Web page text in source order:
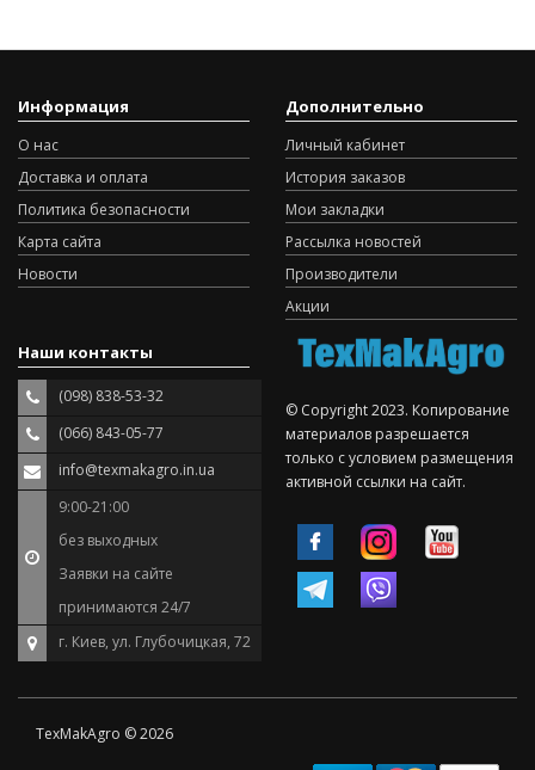
Информация
О нас
Доставка и оплата
Политика безопасности
Карта сайта
Новости
Дополнительно
Личный кабинет
История заказов
Мои закладки
Рассылка новостей
Производители
Акции
Наши контакты
(098) 838-53-32
(066) 843-05-77
info@texmakagro.in.ua
9:00-21:00
без выходных
Заявки на сайте
принимаются 24/7
г. Киев, ул. Глубочицкая, 72
© Copyright 2023. Копирование
материалов разрешается
только с условием размещения
активной ссылки на сайт.
TexMakAgro © 2026